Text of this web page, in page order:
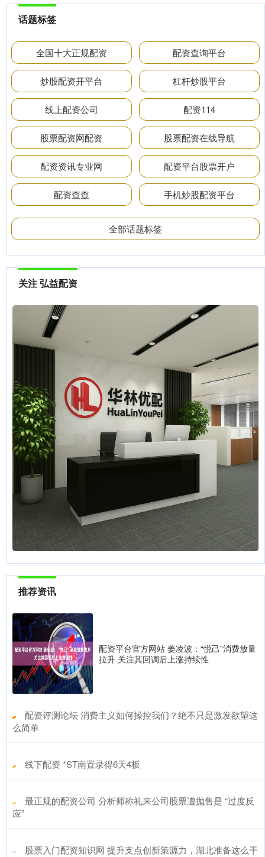
话题标签
全国十大正规配资 配资查询平台
炒股配资开平台 杠杆炒股平台
线上配资公司 配资114
股票配资网配资 股票配资在线导航
配资资讯专业网 配资平台股票开户
配资查查 手机炒股配资平台
全部话题标签
关注 弘益配资
推荐资讯
配资平台官方网站 姜凌波：“悦己”消费放量
拉升 关注其回调后上涨持续性
​配资评测论坛 消费主义如何操控我们？绝不只是激发欲望这
么简单
​线下配资 *ST南置录得6天4板
​最正规的配资公司 分析师称礼来公司股票遭抛售是 “过度反
应”
​股票入门配资知识网 提升支点创新策源力，湖北准备这么干